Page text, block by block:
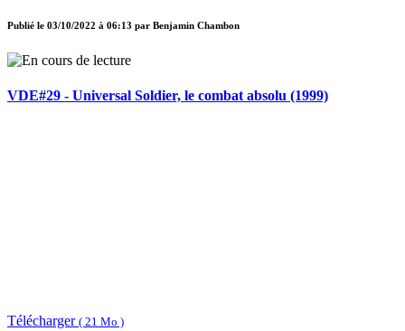
Publié le 03/10/2022 à 06:13 par Benjamin Chambon
VDE#29 - Universal Soldier, le combat absolu (1999)
Télécharger ( 21 Mo )